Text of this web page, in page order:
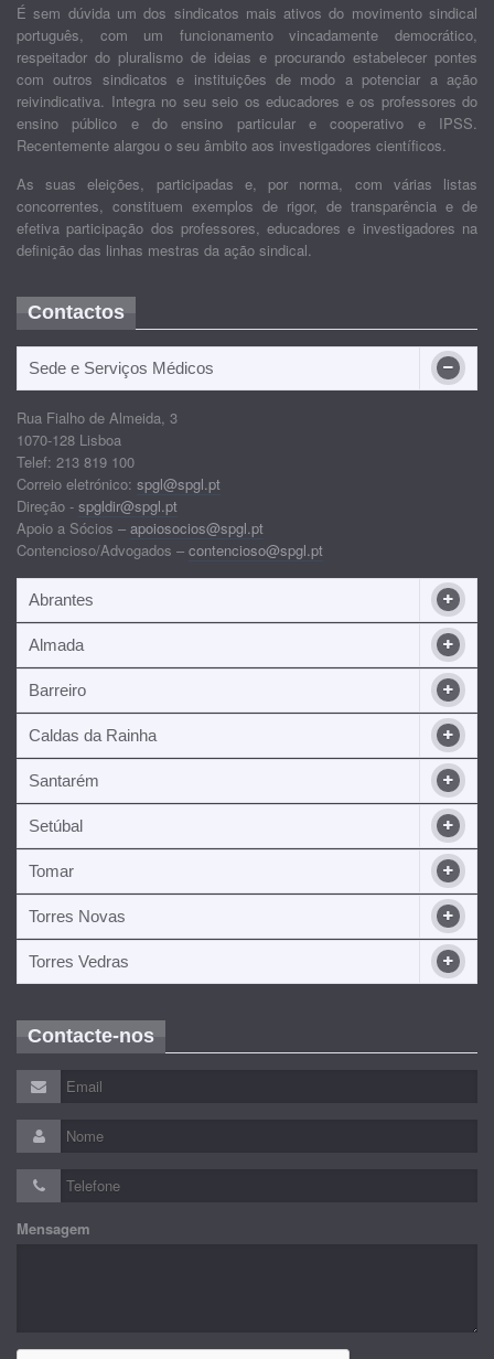
É sem dúvida um dos sindicatos mais ativos do movimento sindical
português, com um funcionamento vincadamente democrático,
respeitador do pluralismo de ideias e procurando estabelecer pontes
com outros sindicatos e instituições de modo a potenciar a ação
reivindicativa. Integra no seu seio os educadores e os professores do
ensino público e do ensino particular e cooperativo e IPSS.
Recentemente alargou o seu âmbito aos investigadores científicos.
As suas eleições, participadas e, por norma, com várias listas
concorrentes, constituem exemplos de rigor, de transparência e de
efetiva participação dos professores, educadores e investigadores na
definição das linhas mestras da ação sindical.
Contactos
Sede e Serviços Médicos
Rua Fialho de Almeida, 3
1070-128 Lisboa
Telef: 213 819 100
Correio eletrónico: spgl@spgl.pt
Direção - spgldir@spgl.pt
Apoio a Sócios – apoiosocios@spgl.pt
Contencioso/Advogados – contencioso@spgl.pt
Abrantes
Almada
Barreiro
Caldas da Rainha
Santarém
Setúbal
Tomar
Torres Novas
Torres Vedras
Contacte-nos
Mensagem